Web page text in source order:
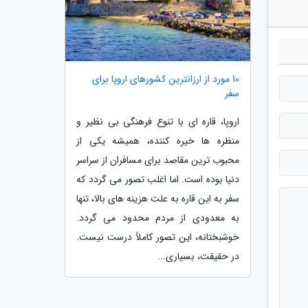
10 مورد از ارزانترین کشورهای اروپا برای
سفر
اروپا، قاره ای با تنوع فرهنگی بی نظیر و
منظره ها خیره کننده، همیشه یکی از
محبوب ترین مقاصد برای مسافران از سراسر
دنیا بوده است. اما اغلب تصور می گردد که
سفر به این قاره به علت هزینه های بالا، تنها
به معدودی از مردم محدود می گردد.
خوشبختانه، این تصور کاملاً درست نیست.
در حقیقت، بسیاری...